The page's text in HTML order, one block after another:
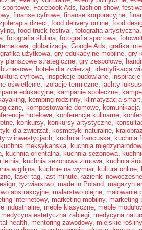
sportowe, Facebook Ads, fashion show,
, finanse cyfrowe, finanse korporacyjne,
dzieci, food delivery online, food
, food truck festival , fotografia artystyczna
, fotografia ślubna, fotografia sportowa,
, globalizacja, Google Ads, grafika
grafika użytkowa, gry edukacyjne mobilne, gry
planszowe strategiczne, gry zespołowe,
, hotele dla zwierząt, identyfikacja
cyfrowa, inspekcje budowlane,
oświetlenie, izolacje termiczne, jachty
edukacyjne, kampanie społeczne,
, kemping rodzinny, klimatyzacja smart
, kompostowanie domowe, komunikacja
hotelowe, konferencje kulinarne,
, konkursy, konkursy artystyczne,
dla zwierząt, kosmetyki naturalne,
w inwestycjach, kuchnia francuska, kuchnia
kuchnia meksykańska, kuchnia
, kuchnia orientalna, kuchnia sezonowa,
letnia, kuchnia sezonowa zimowa, kuchnia
wigilijna, kuchnie na wymiar, kultura online,
, laser tag, last minute, łazienki nowoczesne
, łyżwiarstwo, made in Poland, magazyn
abstrakcyjne, malarstwo olejne, malowanie
internetowy, marketing mobilny, marketing
industrialne, meble klasyczne, meble
medycyna estetyczna zabiegi, medycyna
health, mentoring zawodowy, miejskie rośliny